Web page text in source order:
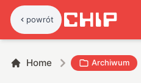
powrót
Home Archiwum